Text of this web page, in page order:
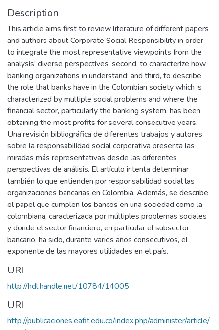
Description
This article aims first to review literature of different papers
and authors about Corporate Social Responsibility in order
to integrate the most representative viewpoints from the
analysis’ diverse perspectives; second, to characterize how
banking organizations in understand; and third, to describe
the role that banks have in the Colombian society which is
characterized by multiple social problems and where the
financial sector, particularly the banking system, has been
obtaining the most profits for several consecutive years.
Una revisión bibliográfica de diferentes trabajos y autores
sobre la responsabilidad social corporativa presenta las
miradas más representativas desde las diferentes
perspectivas de análisis. El artículo intenta determinar
también lo que entienden por responsabilidad social las
organizaciones bancarias en Colombia. Además, se describe
el papel que cumplen los bancos en una sociedad como la
colombiana, caracterizada por múltiples problemas sociales
y donde el sector financiero, en particular el subsector
bancario, ha sido, durante varios años consecutivos, el
exponente de las mayores utilidades en el país.
URI
http://hdl.handle.net/10784/14005
URI
http://publicaciones.eafit.edu.co/index.php/administer/article/